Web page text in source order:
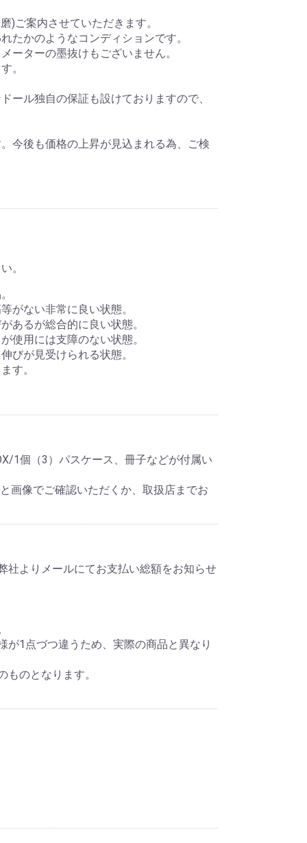
)ご案内させていただきます。
たかのようなコンディションです。
ーターの墨抜けもございません。
。
ール独自の保証も設けておりますので、
今後も価格の上昇が見込まれる為、ご検
。
がない非常に良い状態。
あるが総合的に良い状態。
使用には支障のない状態。
びが見受けられる状態。
す。
1個（3）パスケース、冊子などが付属い
画像でご確認いただくか、取扱店までお
社よりメールにてお支払い総額をお知らせ
1点づつ違うため、実際の商品と異なり
のとなります。